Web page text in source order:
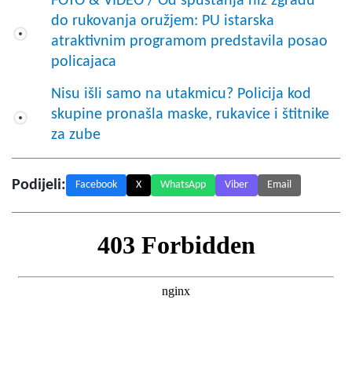
do rukovanja oružjem: PU istarska
atraktivnim programom predstavila posao
policajaca
Nisu išli samo na utakmicu? Policija kod
skupine pronašla maske, rukavice i štitnike
za zube
Podijeli: Facebook X WhatsApp Viber Email